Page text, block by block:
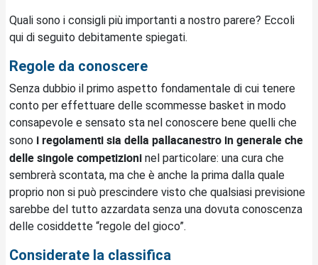
Quali sono i consigli più importanti a nostro parere? Eccoli
qui di seguito debitamente spiegati.
Regole da conoscere
Senza dubbio il primo aspetto fondamentale di cui tenere
conto per effettuare delle scommesse basket in modo
consapevole e sensato sta nel conoscere bene quelli che
sono i regolamenti sia della pallacanestro in generale che
delle singole competizioni nel particolare: una cura che
sembrerà scontata, ma che è anche la prima dalla quale
proprio non si può prescindere visto che qualsiasi previsione
sarebbe del tutto azzardata senza una dovuta conoscenza
delle cosiddette “regole del gioco”.
Considerate la classifica